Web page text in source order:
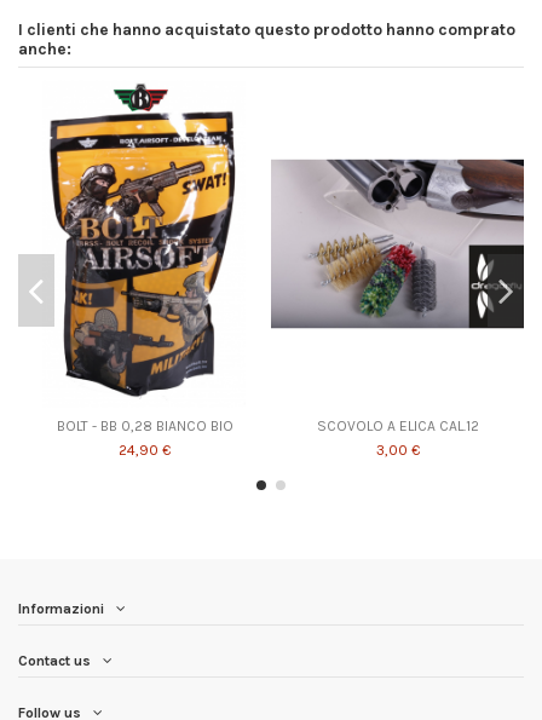
I clienti che hanno acquistato questo prodotto hanno comprato
anche:
BOLT - BB 0,28 BIANCO BIO
24,90 €
SCOVOLO A ELICA CAL.12
3,00 €
Informazioni
Contact us
Follow us